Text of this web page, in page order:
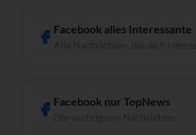
Facebook alles Interessante
Facebook nur TopNews